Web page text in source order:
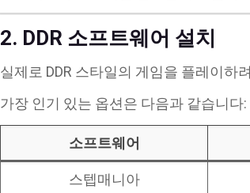
2. DDR 소프트웨어 설치
실제로 DDR 스타일의 게임을 플레이하
가장 인기 있는 옵션은 다음과 같습니다:
소프트웨어
스텝매니아